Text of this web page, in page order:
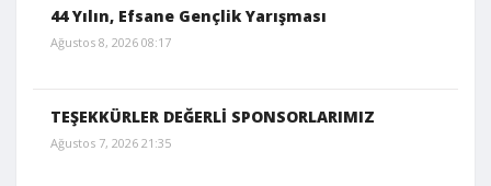
44 Yılın, Efsane Gençlik Yarışması
Ağustos 8, 2026 08:17
TEŞEKKÜRLER DEĞERLİ SPONSORLARIMIZ
Ağustos 7, 2026 21:35